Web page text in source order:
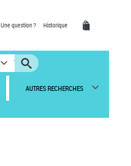
Une question ? Historique
AUTRES RECHERCHES